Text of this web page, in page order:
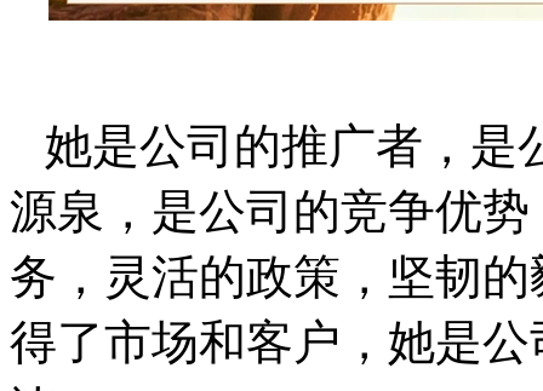
她是公司的推广者，是
源泉，是公司的竞争优
务，灵活的政策，坚韧
得了市场和客户，她是